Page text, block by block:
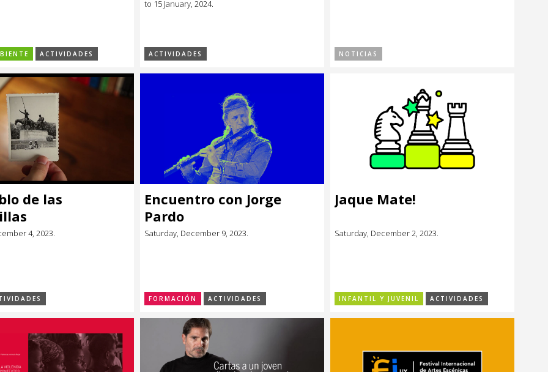
ACTIVIDADES
to 15 January, 2024.
ACTIVIDADES NOTICIAS
de las
4, 2023.
Encuentro con Jorge
Pardo
Saturday, December 9, 2023.
FORMACIÓN ACTIVIDADES
Jaque Mate!
Saturday, December 2, 2023.
INFANTIL Y JUVENIL ACTIVIDADES